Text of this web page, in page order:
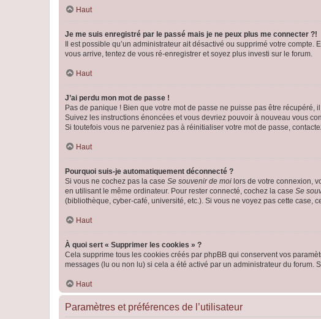
Haut
Je me suis enregistré par le passé mais je ne peux plus me connecter ?!
Il est possible qu’un administrateur ait désactivé ou supprimé votre
vous arrive, tentez de vous ré-enregistrer et soyez plus investi sur le forum.
Haut
J’ai perdu mon mot de passe !
Pas de panique ! Bien que votre mot de passe ne puisse pas être
Suivez les instructions énoncées et vous devriez pouvoir à nouveau vous
Si toutefois vous ne parveniez pas à réinitialiser votre mot de passe,
Haut
Pourquoi suis-je automatiquement déconnecté ?
Si vous ne cochez pas la case Se souvenir de moi lors de votre connexion,
en utilisant le même ordinateur. Pour rester connecté, cochez la case Se
(bibliothèque, cyber-café, université, etc.). Si vous ne voyez pas cette case,
Haut
À quoi sert « Supprimer les cookies » ?
Cela supprime tous les cookies créés par phpBB qui conservent vos
messages (lu ou non lu) si cela a été activé par un administrateur du
Haut
Paramètres et préférences de l’utilisateur